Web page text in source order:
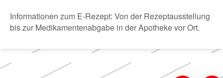
Informationen zum E-Rezept: Von der Rezeptausstellung
bis zur Medikamentenabgabe in der Apotheke vor Ort.